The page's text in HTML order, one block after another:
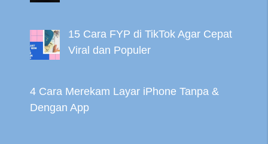
15 Cara FYP di TikTok Agar Cepat
Viral dan Populer
4 Cara Merekam Layar iPhone Tanpa &
Dengan App